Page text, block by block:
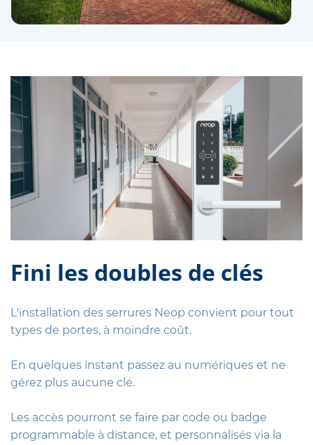
Fini les doubles de clés
L'installation des serrures Neop convient pour tout
types de portes, à moindre coût.
En quelques instant passez au numériques et ne
gérez plus aucune clé.
Les accès pourront se faire par code ou badge
programmable à distance, et personnalisés via la